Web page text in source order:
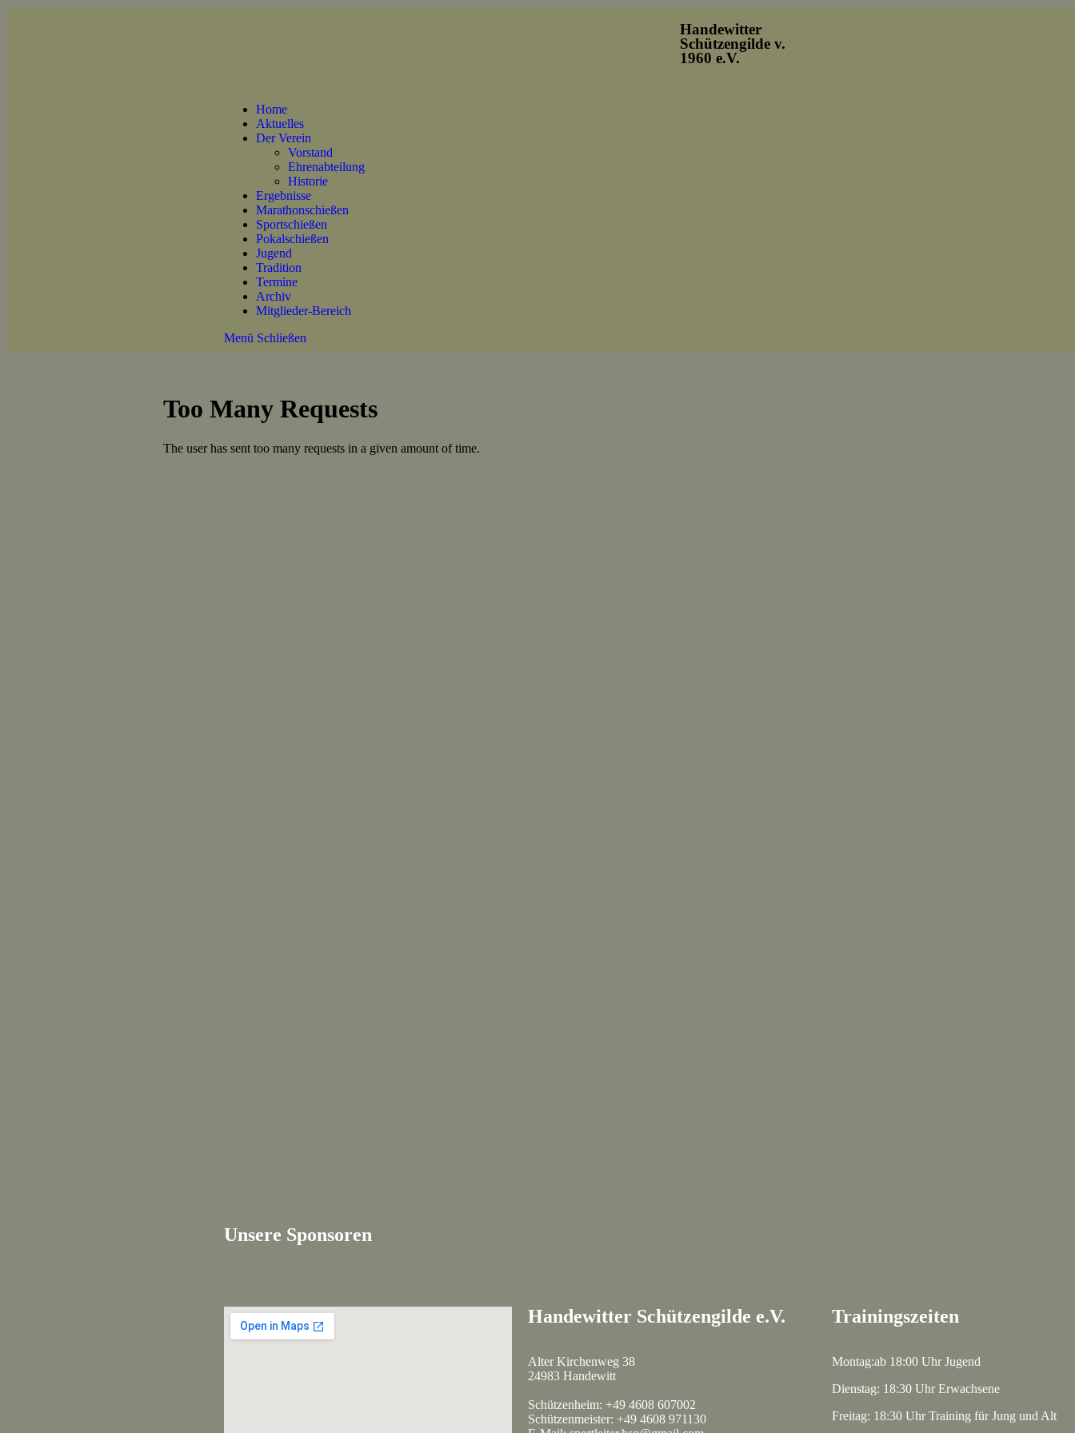
Handewitter
Schützengilde v.
1960 e.V.
Home
Aktuelles
Der Verein
Vorstand
Ehrenabteilung
Historie
Ergebnisse
Marathonschießen
Sportschießen
Pokalschießen
Jugend
Tradition
Termine
Archiv
Mitglieder-Bereich
Menü Schließen
Unsere Sponsoren
Handewitter Schützengilde e.V.
Alter Kirchenweg 38
24983 Handewitt
Schützenheim: +49 4608 607002
Schützenmeister: +49 4608 971130
Trainingszeiten
Montag:ab 18:00 Uhr Jugend
Dienstag: 18:30 Uhr Erwachsene
Freitag: 18:30 Uhr Training für Jung und Alt